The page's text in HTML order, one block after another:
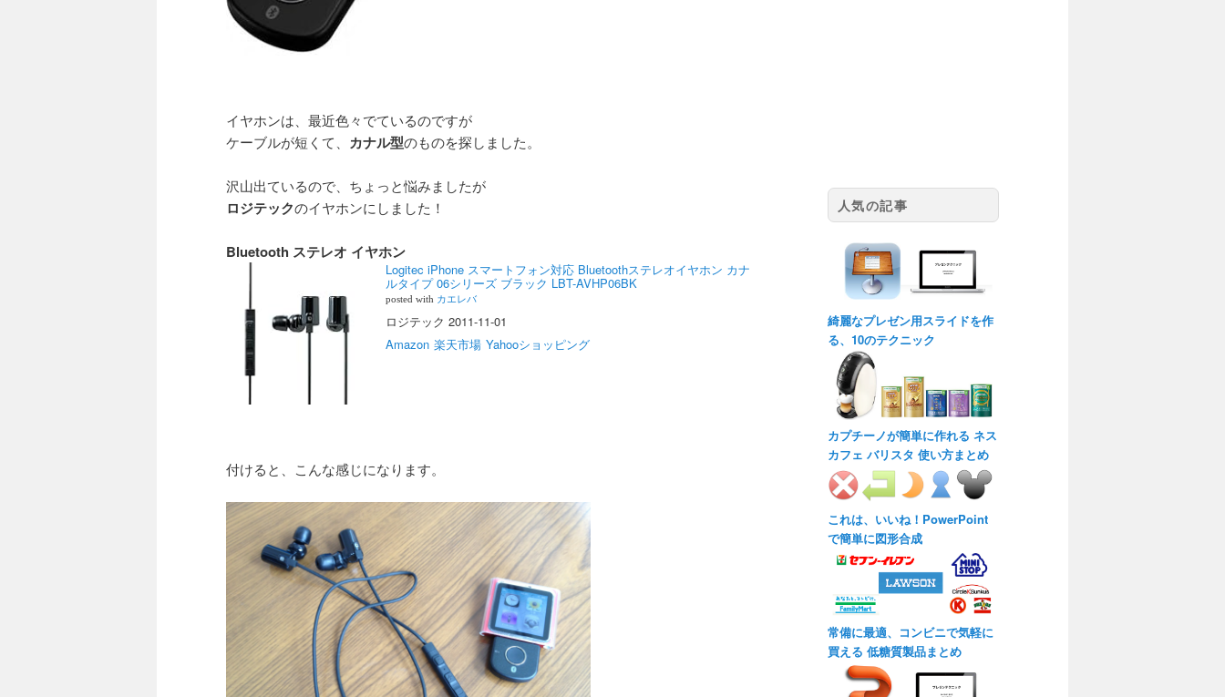
イヤホンは、最近色々でているのですが
ケーブルが短くて、 カナル型のものを探しました。
沢山出ているので、ちょっと悩みましたが
ロジテックのイヤホンにしました！
Bluetooth ステレオ イヤホン
Logitec iPhone スマートフォン対応 Bluetoothステレオイヤホン カナ
ルタイプ 06シリーズ ブラック LBT-AVHP06BK
posted with カエレバ
ロジテック 2011-11-01
Amazon 楽天市場 Yahooショッピング
付けると、こんな感じになります。
人気の記事
綺麗なプレゼン用スライドを作
る、10のテクニック
カプチーノが簡単に作れる ネス
カフェ バリスタ 使い方まとめ
これは、いいね！PowerPoint
で簡単に図形合成
常備に最適、コンビニで気軽に
買える 低糖質製品まとめ